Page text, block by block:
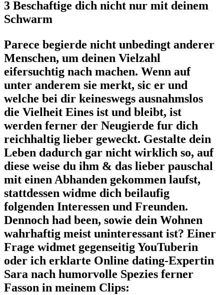
3 Beschaftige dich nicht nur mit deinem
Schwarm
Parece begierde nicht unbedingt anderer
Menschen, um deinen Vielzahl
eifersuchtig nach machen. Wenn auf
unter anderem sie merkt, sic er und
welche bei dir keineswegs ausnahmslos
die Vielheit Eines ist und bleibt, ist
werden ferner der Neugierde fur dich
reichhaltig lieber geweckt. Gestalte dein
Leben dadurch gar nicht wirklich so, auf
diese weise du ihm & das lieber pauschal
mit einen Abhanden gekommen laufst,
stattdessen widme dich beilaufig
folgenden Interessen und Freunden.
Dennoch had been, sowie dein Wohnen
wahrhaftig meist uninteressant ist? Einer
Frage widmet gegenseitig YouTuberin
oder ich erklarte Online dating-Expertin
Sara nach humorvolle Spezies ferner
Fasson in meinem Clips: